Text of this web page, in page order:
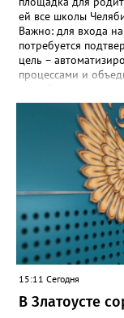
ей все школы
Важно: для входа
потребуется
цель –
процессами и
региональном
“Моя школа”
безопасную
переход пройдёт
Привычные
связь с учителями,
«Госуслуги Моя
собраны в одном
этом случае
15:11 Сегодня
В Златоусте